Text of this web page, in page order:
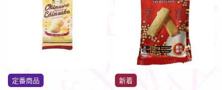
定番商品 新着